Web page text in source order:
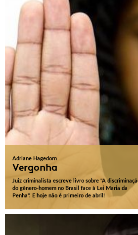
Adriane Hagedorn
Vergonha
Juiz criminalista escreve livro sobre "A
do gênero-homem no Brasil face à Lei Maria da
Penha". E hoje não é primeiro de abril!